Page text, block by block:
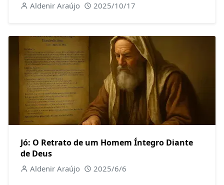
Aldenir Araújo 2025/10/17
Jó: O Retrato de um Homem Íntegro Diante
de Deus
Aldenir Araújo 2025/6/6